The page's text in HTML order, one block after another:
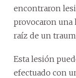
encontraron
provocaron
raíz de un
Esta lesión
efectuado con